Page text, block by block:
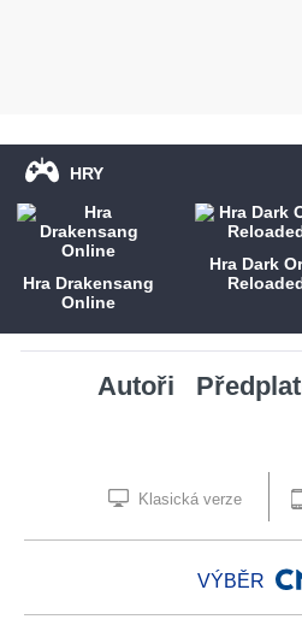
HRY
Hra Drakensang
Online
Hra Dark
Autoři
Klasická verze
VÝBĚR